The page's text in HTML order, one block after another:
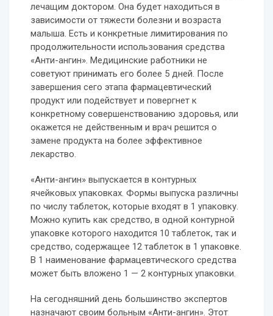
лечащим доктором. Она будет находиться в
зависимости от тяжести болезни и возраста
малыша. Есть и конкретные лимитирования по
продолжительности использования средства
«Анти-ангин». Медицинские работники не
советуют принимать его более 5 дней. После
завершения сего этапа фармацевтический
продукт или подействует и повергнет к
конкретному совершенствованию здоровья, или
окажется не действенным и врач решится о
замене продукта на более эффективное
лекарство.
«Анти-ангин» выпускается в контурных
ячейковых упаковках. Формы выпуска различны
по числу таблеток, которые входят в 1 упаковку.
Можно купить как средство, в одной контурной
упаковке которого находится 10 таблеток, так и
средство, содержащее 12 таблеток в 1 упаковке.
В 1 наименование фармацевтического средства
может быть вложено 1 — 2 контурных упаковки.
На сегодняшний день большинство экспертов
назначают своим больным «Анти-ангин». Этот